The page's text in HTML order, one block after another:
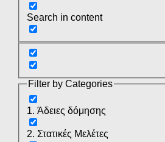
Search in content
Filter by Categories
1. Άδειες δόμησης
2. Στατικές Μελέτες